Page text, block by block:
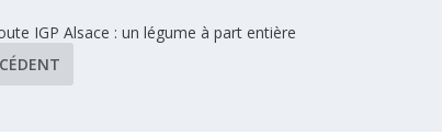
IGP Alsace : un légume à part entière